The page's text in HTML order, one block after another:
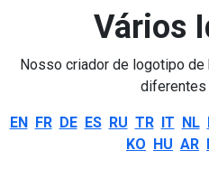
Vários
Nosso criador de logotipo
diferentes
EN FR DE ES RU TR IT NL
KO HU AR